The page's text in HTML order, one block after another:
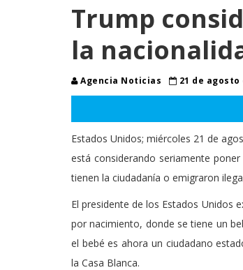
Trump
la
Agencia Noticias 21 de agosto
Estados Unidos; miércoles 21 de
está considerando seriamente
tienen la ciudadanía o emigraron
El presidente de los Estados Unidos
por nacimiento, donde se tiene un
el bebé es ahora un ciudadano
la Casa Blanca.